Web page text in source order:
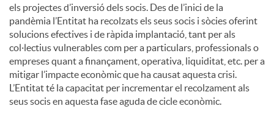
els projectes d’inversió dels socis. Des de l’inici de la
pandèmia l’Entitat ha recolzats els seus socis i sòcies oferint
solucions efectives i de ràpida implantació, tant per als
col·lectius vulnerables com per a particulars, professionals o
empreses quant a finançament, operativa, liquiditat, etc. per a
mitigar l’impacte econòmic que ha causat aquesta crisi.
L’Entitat té la capacitat per incrementar el recolzament als
seus socis en aquesta fase aguda de cicle econòmic.